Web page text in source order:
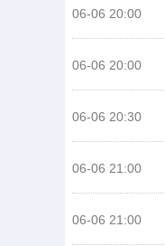
06-06 20:00
06-06 20:00
06-06 20:30
06-06 21:00
06-06 21:00